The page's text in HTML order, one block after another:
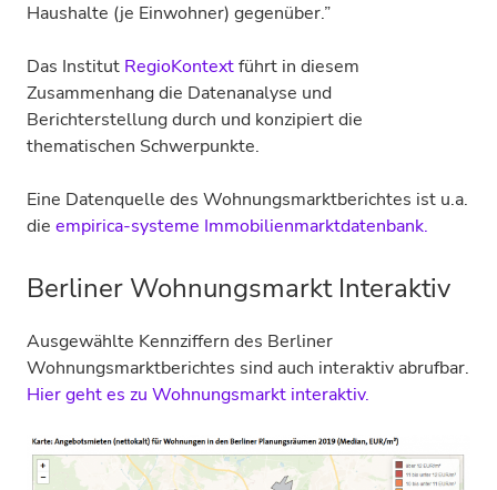
Haushalte (je Einwohner) gegenüber.”
Das Institut RegioKontextführt in diesem
Zusammenhang die Datenanalyse und
Berichterstellung durch und konzipiert die
thematischen Schwerpunkte.
Eine Datenquelle des Wohnungsmarktberichtes ist u.a.
die empirica-systeme Immobilienmarktdatenbank.
Berliner Wohnungsmarkt Interaktiv
Ausgewählte Kennziffern des Berliner
Wohnungsmarktberichtes sind auch interaktiv abrufbar.
Hier geht es zu Wohnungsmarkt interaktiv.